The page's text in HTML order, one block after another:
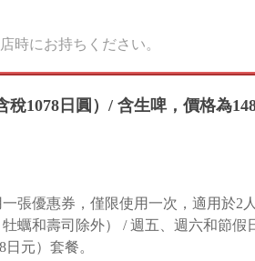
時にお持ちください。
1078日圓）/ 含生啤，價格為
張優惠券，僅限使用一次，適用於2
蠣和壽司除外） / 週五、週六和節假
元）套餐。